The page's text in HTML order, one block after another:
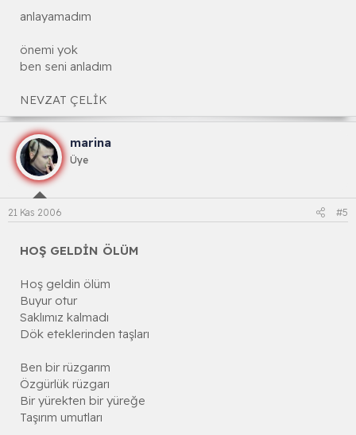
anlayamadım
önemi yok
ben seni anladım
NEVZAT ÇELİK
marina
Üye
21 Kas 2006 #5
HOŞ GELDİN ÖLÜM
Hoş geldin ölüm
Buyur otur
Saklımız kalmadı
Dök eteklerinden taşları
Ben bir rüzgarım
Özgürlük rüzgarı
Bir yürekten bir yüreğe
Taşırım umutları